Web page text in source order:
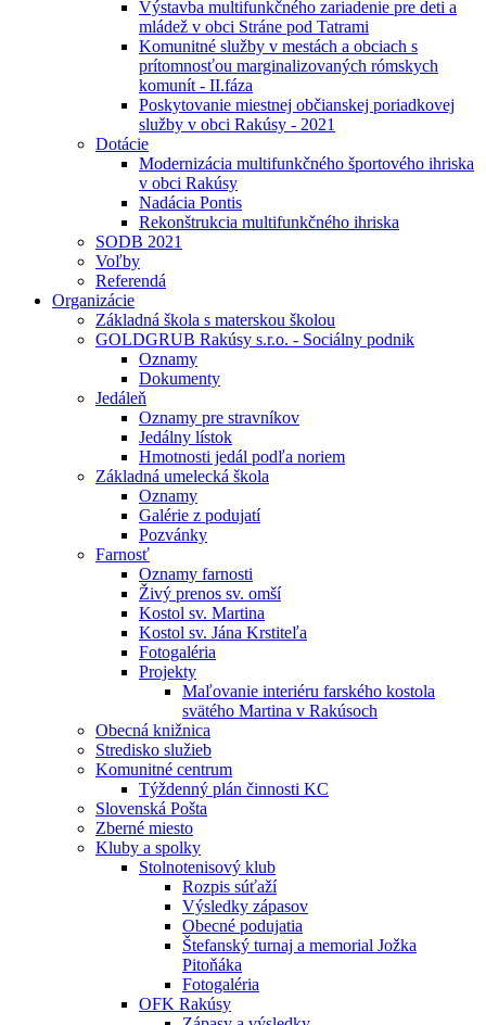
Výstavba multifunkčného zariadenie pre deti a
mládež v obci Stráne pod Tatrami
Komunitné služby v mestách a obciach s
prítomnosťou marginalizovaných rómskych
komunít - II.fáza
Poskytovanie miestnej občianskej poriadkovej
služby v obci Rakúsy - 2021
Dotácie
Modernizácia multifunkčného športového ihriska
v obci Rakúsy
Nadácia Pontis
Rekonštrukcia multifunkčného ihriska
SODB 2021
Voľby
Referendá
Organizácie
Základná škola s materskou školou
GOLDGRUB Rakúsy s.r.o. - Sociálny podnik
Oznamy
Dokumenty
Jedáleň
Oznamy pre stravníkov
Jedálny lístok
Hmotnosti jedál podľa noriem
Základná umelecká škola
Oznamy
Galérie z podujatí
Pozvánky
Farnosť
Oznamy farnosti
Živý prenos sv. omší
Kostol sv. Martina
Kostol sv. Jána Krstiteľa
Fotogaléria
Projekty
Maľovanie interiéru farského kostola
svätého Martina v Rakúsoch
Obecná knižnica
Stredisko služieb
Komunitné centrum
Týždenný plán činnosti KC
Slovenská Pošta
Zberné miesto
Kluby a spolky
Stolnotenisový klub
Rozpis súťaží
Výsledky zápasov
Obecné podujatia
Štefanský turnaj a memorial Jožka
Pitoňáka
Fotogaléria
OFK Rakúsy